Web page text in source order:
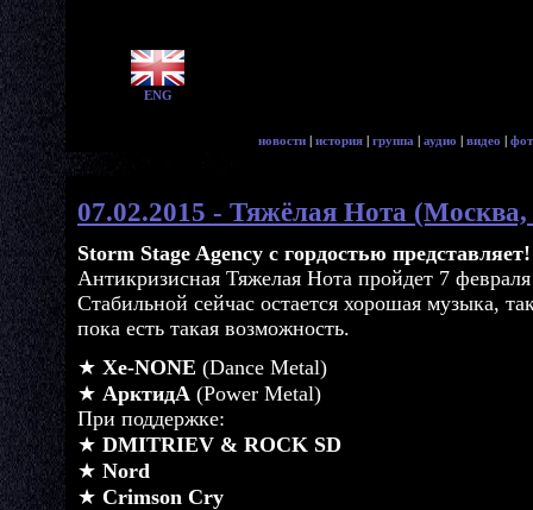
ENG
новости | история | группа | аудио | видео |
07.02.2015 - Тяжёлая Нота
Storm Stage Agency с гордостью представляет!
Антикризисная Тяжелая Нота пройдет 7
Стабильной сейчас остается хорошая музыка,
пока есть такая возможность.
★ Xe-NONE (Dance Metal)
★ АрктидА (Power Metal)
При поддержке:
★ DMITRIEV & ROCK SD
★ Nord
★ Crimson Cry